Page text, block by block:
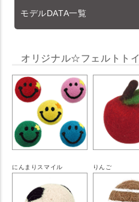
モデルDATA一覧
オリジナル☆フェルトト
にんまりスマイル りんご